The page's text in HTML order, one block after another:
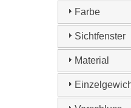
Farbe
Sichtfenster
Material